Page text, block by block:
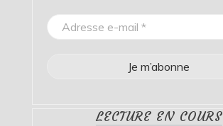
LECTURE EN COURS